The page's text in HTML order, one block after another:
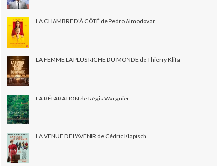
LA CHAMBRE D'À CÔTÉ de Pedro Almodovar
LA FEMME LA PLUS RICHE DU MONDE de Thierry Klifa
LA RÉPARATION de Régis Wargnier
LA VENUE DE L'AVENIR de Cédric Klapisch